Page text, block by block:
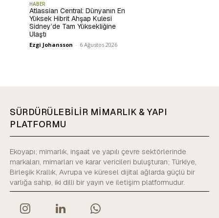
HABER
Atlassian Central: Dünyanın En
Yüksek Hibrit Ahşap Kulesi
Sidney’de Tam Yüksekliğine
Ulaştı
Ezgi Johansson - 6 Ağustos 2026
SÜRDÜRÜLEBİLİR MİMARLIK & YAPI
PLATFORMU
Ekoyapı; mimarlık, inşaat ve yapılı çevre sektörlerinde
markaları, mimarları ve karar vericileri buluşturan; Türkiye,
Birleşik Krallık, Avrupa ve küresel dijital ağlarda güçlü bir
varlığa sahip, iki dilli bir yayın ve iletişim platformudur.